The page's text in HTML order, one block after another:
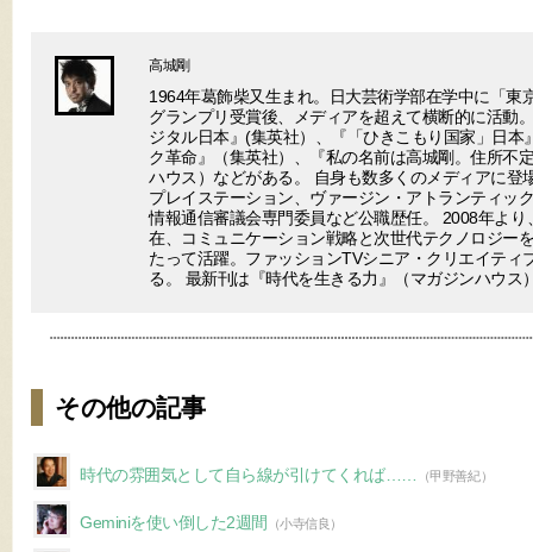
高城剛
1964年葛飾柴又生まれ。日大芸術学部在学中に「東
グランプリ受賞後、メディアを超えて横断的に活
ジタル日本』(集英社）、『「ひきこもり国家」日本
ク革命』（集英社）、『私の名前は高城剛。住所不
ハウス）などがある。 自身も数多くのメディアに登
プレイステーション、ヴァージン・アトランティッ
情報通信審議会専門委員など公職歴任。 2008年よ
在、コミュニケーション戦略と次世代テクノロジー
たって活躍。ファッションTVシニア・クリエイティ
る。 最新刊は『時代を生きる力』（マガジンハウス
その他の記事
時代の雰囲気として自ら線が引けてくれば…… （甲野善紀）
Geminiを使い倒した2週間 （小寺信良）